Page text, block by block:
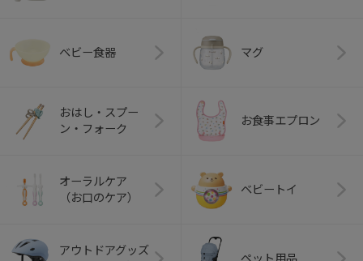
ベビー食器 マグ
おはし・スプー
ン・フォーク
お食事エプロン
オーラルケア
（お口のケア）
ベビートイ
アウトドアグッズ
ペット用品